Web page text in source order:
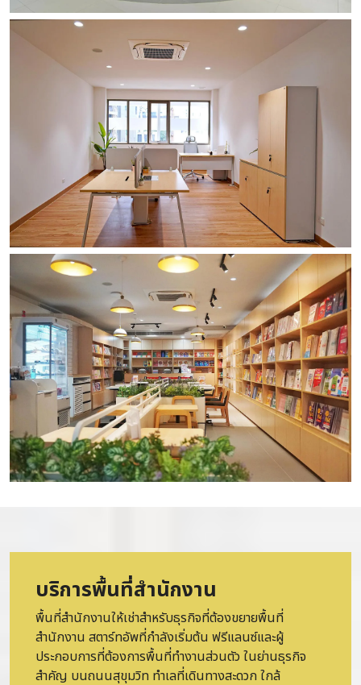
บริการพื้นที่สำนักงาน
พื้นที่สำนักงานให้เช่าสำหรับธุรกิจที่ต้องขยายพื้นที่
สำนักงาน สตาร์ทอัพที่กำลังเริ่มต้น ฟรีแลนซ์และผู้
ประกอบการที่ต้องการพื้นที่ทำงานส่วนตัว ในย่านธุรกิจ
สำคัญ บนถนนสุขุมวิท ทำเลที่เดินทางสะดวก ใกล้